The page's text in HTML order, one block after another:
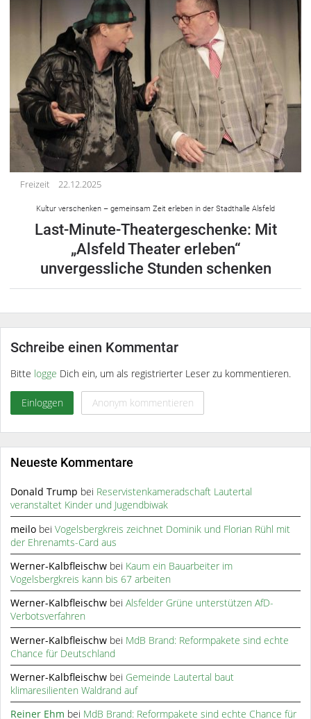
Freizeit 22.12.2025
Kultur verschenken – gemeinsam Zeit erleben in der Stadthalle Alsfeld
Last-Minute-Theatergeschenke: Mit
„Alsfeld Theater erleben“
unvergessliche Stunden schenken
Schreibe einen Kommentar
Bitte logge Dich ein, um als registrierter Leser zu kommentieren.
Einloggen Anonym kommentieren
Neueste Kommentare
Donald Trump bei Reservistenkameradschaft Lautertal
veranstaltet Kinder und Jugendbiwak
meilo beiVogelsbergkreis zeichnet Dominik und Florian Rühl mit
der Ehrenamts-Card aus
Werner-Kalbfleischw bei Kaum ein Bauarbeiter im
Vogelsbergkreis kann bis 67 arbeiten
Werner-Kalbfleischw beiAlsfelder Grüne unterstützen AfD-
Verbotsverfahren
Werner-Kalbfleischw bei MdB Brand: Reformpakete sind echte
Chance für Deutschland
Werner-Kalbfleischw bei Gemeinde Lautertal baut
klimaresilienten Waldrand auf
Reiner Ehm bei MdB Brand: Reformpakete sind echte Chance für